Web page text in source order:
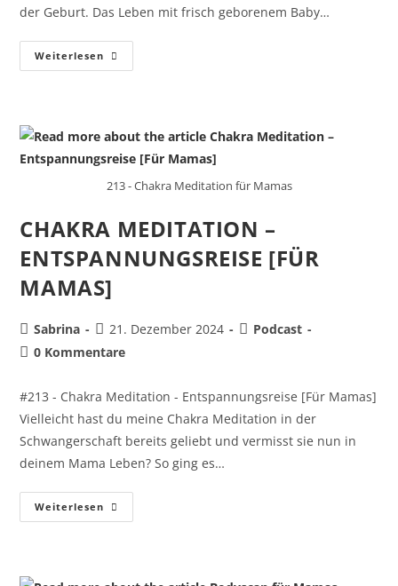
der Geburt. Das Leben mit frisch geborenem Baby…
Weiterlesen
213 - Chakra Meditation für Mamas
CHAKRA MEDITATION –
ENTSPANNUNGSREISE [FÜR
MAMAS]
Sabrina 21. Dezember 2024
Podcast
0 Kommentare
#213 - Chakra Meditation - Entspannungsreise [Für Mamas]
Vielleicht hast du meine Chakra Meditation in der
Schwangerschaft bereits geliebt und vermisst sie nun in
deinem Mama Leben? So ging es…
Weiterlesen